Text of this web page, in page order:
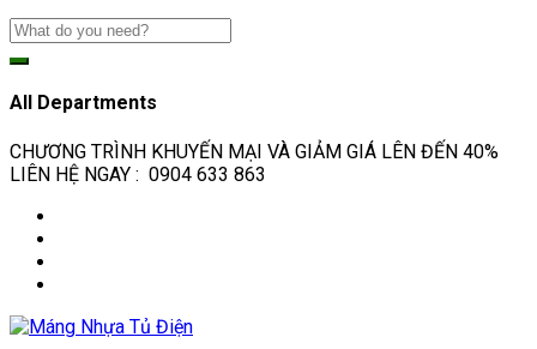
All Departments
CHƯƠNG TRÌNH KHUYẾN MẠI VÀ GIẢM GIÁ LÊN ĐẾN 40%
LIÊN HỆ NGAY : 0904 633 863